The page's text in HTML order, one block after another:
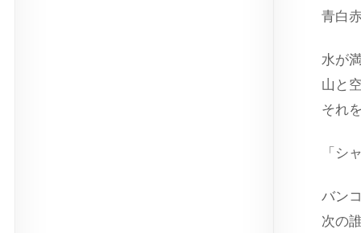
青白
水が
山と
それ
「シ
バン
次の